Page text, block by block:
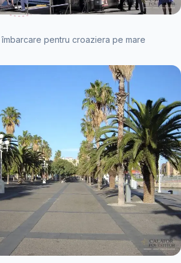
pentru croaziera pe mare